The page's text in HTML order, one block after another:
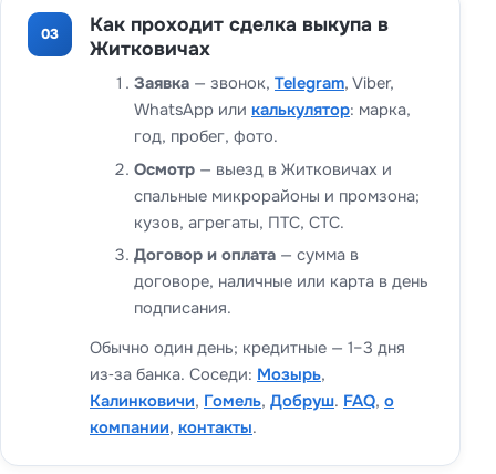
03
Как проходит сделка выкупа в
Житковичах
Заявка — звонок, Telegram, Viber,
WhatsApp или калькулятор: марка,
год, пробег, фото.
Осмотр — выезд в Житковичах и
спальные микрорайоны и промзона;
кузов, агрегаты, ПТС, СТС.
Договор и оплата — сумма в
договоре, наличные или карта в день
подписания.
Обычно один день; кредитные — 1–3 дня
из‑за банка. Соседи: Мозырь,
Калинковичи, Гомель, Добруш. FAQ, о
компании, контакты.